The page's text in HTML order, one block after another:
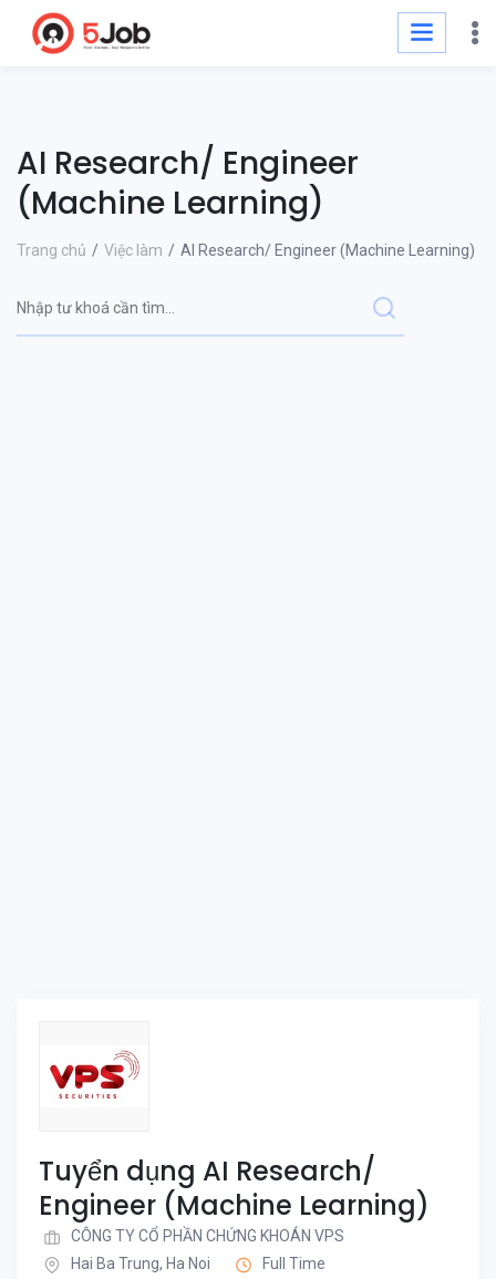
AI Research/ Engineer
(Machine Learning)
Trang chủ Việc làm AI Research/ Engineer (Machine Learning)
Tuyển dụng AI Research/
Engineer (Machine Learning)
CÔNG TY CỔ PHẦN CHỨNG KHOÁN VPS
Hai Ba Trung, Ha Noi
Full Time